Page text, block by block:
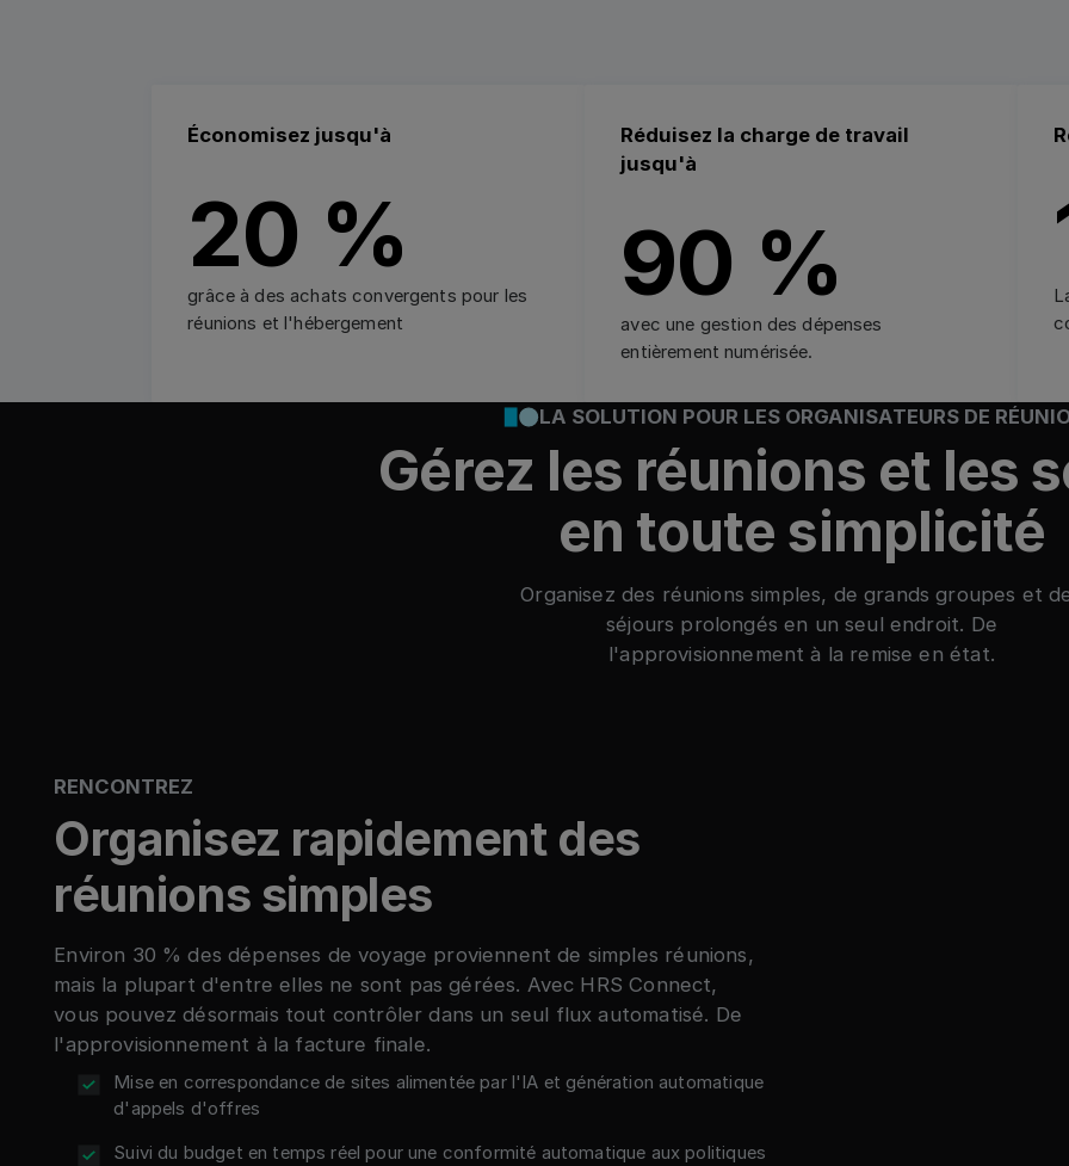
Économisez jusqu'à
20 %
grâce à des achats convergents pour les
réunions et l'hébergement
Réduisez la charge de travail
jusqu'à
90 %
avec une gestion des dépenses
entièrement numérisée.
LA SOLUTION POUR LES ORGANISATEURS DE
Gérez les réunions et les
en toute simplicité
Organisez des réunions simples, de grands groupes et
séjours prolongés en un seul endroit. De
l'approvisionnement à la remise en état.
RENCONTREZ
Organisez rapidement des
réunions simples
Environ 30 % des dépenses de voyage proviennent de simples réunions,
mais la plupart d'entre elles ne sont pas gérées. Avec HRS Connect,
vous pouvez désormais tout contrôler dans un seul flux automatisé. De
l'approvisionnement à la facture finale.
Mise en correspondance de sites alimentée par l'IA et génération automatique
d'appels d'offres
Suivi du budget en temps réel pour une conformité automatique aux politiques